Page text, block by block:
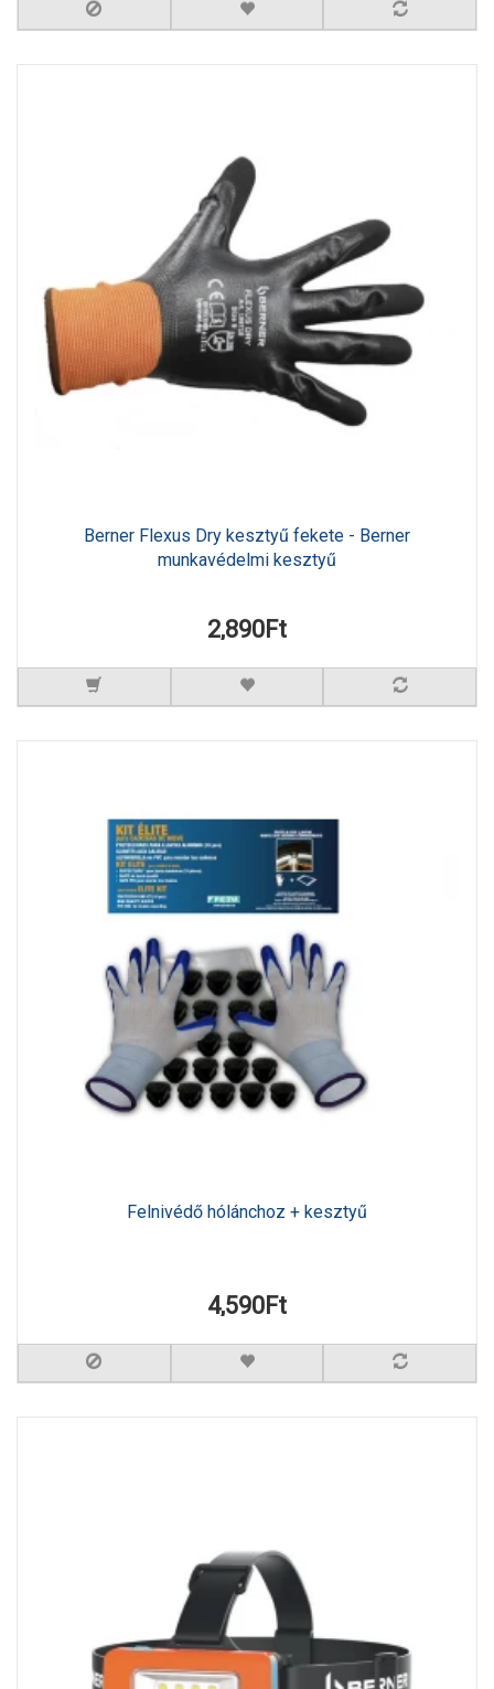
Berner Flexus Dry kesztyű fekete - Berner
munkavédelmi kesztyű
2,890Ft
Felnivédő hólánchoz + kesztyű
4,590Ft